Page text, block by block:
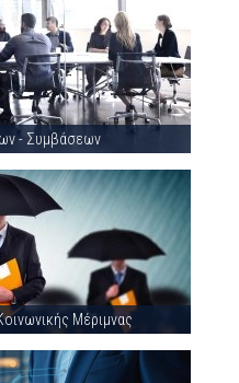
- Συμβάσεων
Μέριμνας